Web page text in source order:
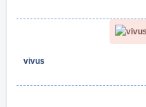
vivus